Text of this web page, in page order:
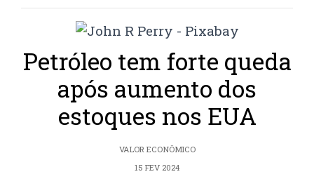
Petróleo tem forte queda
após aumento dos
estoques nos EUA
VALOR ECONÔMICO
15 FEV 2024